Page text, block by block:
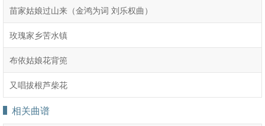
苗家姑娘过山来（金鸿为词 刘乐权曲）
玫瑰家乡苦水镇
布依姑娘花背篼
又唱拔根芦柴花
相关曲谱